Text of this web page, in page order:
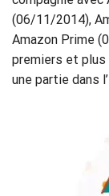
(06/11/2014),
Amazon Prime
premiers et plus
une partie dans